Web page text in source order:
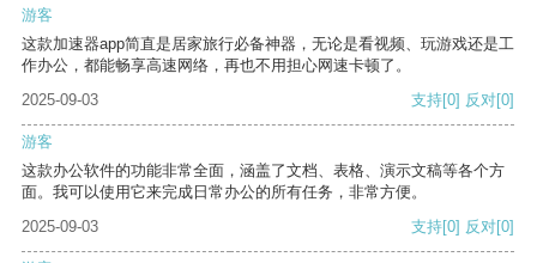
游客
这款加速器app简直是居家旅行必备神器，无论是看视频、玩游戏还是工
作办公，都能畅享高速网络，再也不用担心网速卡顿了。
2025-09-03
支持[0] 反对[0]
游客
这款办公软件的功能非常全面，涵盖了文档、表格、演示文稿等各个方
面。我可以使用它来完成日常办公的所有任务，非常方便。
2025-09-03
支持[0] 反对[0]